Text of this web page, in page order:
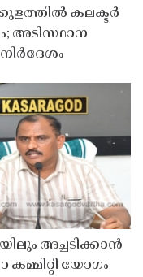
കലക്ടർ
അടിസ്ഥാന
അച്ചടിക്കാൻ
കമ്മിറ്റി യോഗം